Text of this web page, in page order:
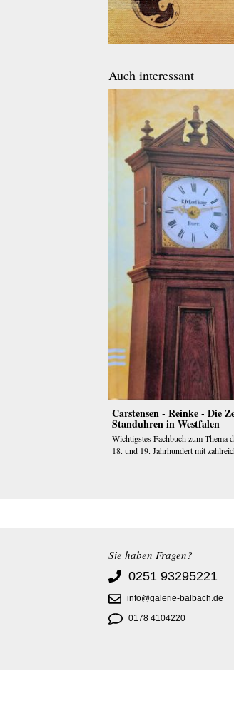
Auch interessant
Carstensen - Reinke - Die
Standuhren in Westfalen
Wichtigstes Fachbuch zum Thema
18. und 19. Jahrhundert mit
Sie haben Fragen?
0251 93295221
info@galerie-balbach.de
0178 4104220